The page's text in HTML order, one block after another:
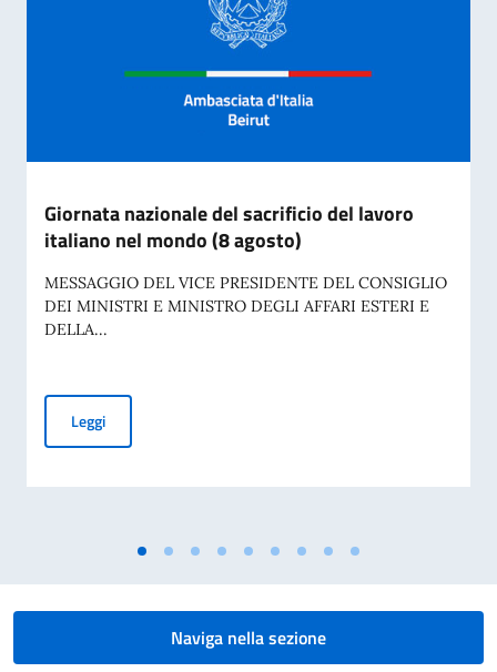
Giornata nazionale del sacrificio del lavoro
italiano nel mondo (8 agosto)
MESSAGGIO DEL VICE PRESIDENTE DEL CONSIGLIO
DEI MINISTRI E MINISTRO DEGLI AFFARI ESTERI E
DELLA...
LeggiGiornata nazionale del sacrificio del lavoro italiano nel
Naviga nella sezione